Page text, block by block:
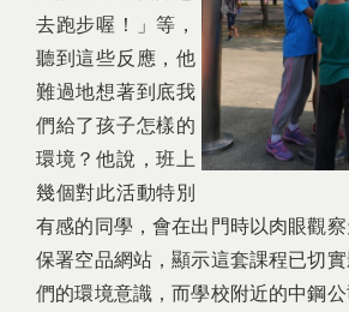
去跑步喔！」等，
聽到這些反應，他
難過地想著到底我
們給了孩子怎樣的
環境？他說，班上
幾個對此活動特別
有感的同學，會在出門時以肉眼觀
保署空品網站，顯示這套課程已切
們的環境意識，而學校附近的中鋼